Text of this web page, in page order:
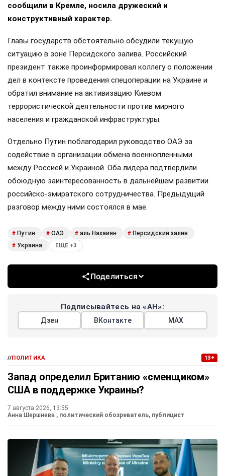
сообщили в Кремле, носила дружеский и
конструктивный характер.
Главы государств обстоятельно обсудили текущую
ситуацию в зоне Персидского залива. Российский
президент также проинформировал коллегу о положении
дел в контексте проведения спецоперации на Украине и
обратил внимание на активизацию Киевом
террористической деятельности против мирного
населения и гражданской инфраструктуры.
Отдельно Путин поблагодарил руководство ОАЭ за
содействие в организации обмена военнопленными
между Россией и Украиной. Оба лидера подтвердили
обоюдную заинтересованность в дальнейшем развитии
российско-эмиратского сотрудничества. Предыдущий
разговор между ними состоялся в мае.
# Путин # ОАЭ # аль Нахайян # Персидский залив
# Украина ЕЩЕ +3
Поделиться
Подписывайтесь на «АН»:
Дзен ВКонтакте МАХ
//ПОЛИТИКА 13+
Запад определил Британию «сменщиком»
США в поддержке Украины?
7 августа 2026, 13:55
Анна Шершнева , политический обозреватель, публицист